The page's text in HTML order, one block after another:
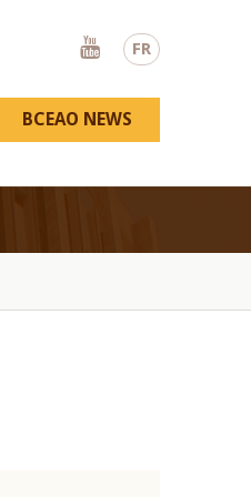
FR
Youtube
BCEAO NEWS